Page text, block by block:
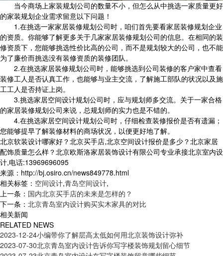
当今商场上家装规划公司的数量不小，但怎么从中挑选一家质量更好
的家装规划企业需求留意以下问题！
1.在挑选一家家居装修规划公司时，咱们首先要看家居装修规划企业
的资质。你能够了解更多关于几家家居装修规划公司的信息。在相同的装
修资质下，您能够挑选性价比高的公司，而不是规划较大的公司，也不能
为了廉价而挑选没有装修资质的装修团队。
2.在挑选家居装修规划公司时，能够挑选到公司装修的客户家中查看
装修工人是否认真工作，也能够与业主交流，了解施工部队的状况以及施
工工人是否持证上岗。
3.挑选家居空间设计规划公司时，应与规划师多交流。关于一家合格
的家居装修规划公司来说，总规划师的实力也是不错的。
4.在挑选家居空间设计规划公司时，仔细检查装修报价是否有遗漏；
您能够提早了解装修材料的商场状况，以便更好地了解。
北京软装设计哪家好？北京买手店,北京空间设计报价是多少？北京家居
配饰质量怎么样？北京欧斯洛家居装饰设计有限公司专业承接北京室内设
计,电话:13969696095
来源：http://bj.osiro.cn/news849778.html
相关标签： 空间设计,青岛空间设计,
上一条： 国内北京买手店的未来是怎样的？
下一条： 北京青岛室内设计购买实木家具的对比
相关新闻
RELATED NEWS
2023-12-24小编带你了解层高太低如何用北京装饰设计弥补
2023-07-30北京青岛室内设计告诉你写字楼装饰规划留心细节